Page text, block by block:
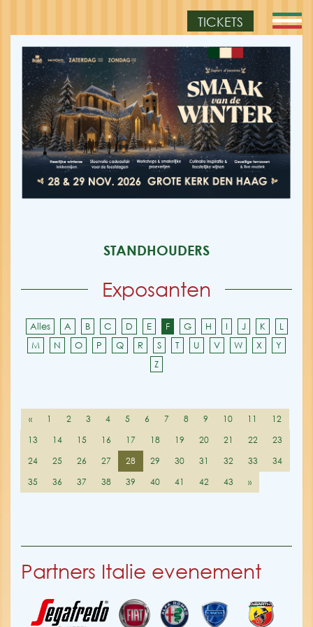
TICKETS
STANDHOUDERS
Exposanten
Alles A B C D E F G H I J K
L
M
N O P Q R S T U V W X
Y
Z
« 1 2 3 4 5 6 7 8 9 10 11
12
13
14 15 16 17 18 19 20 21 22
23
24
25 26 27 28 29 30 31 32 33
34
35
36 37 38 39 40 41 42 43 »
Partners Italie evenement